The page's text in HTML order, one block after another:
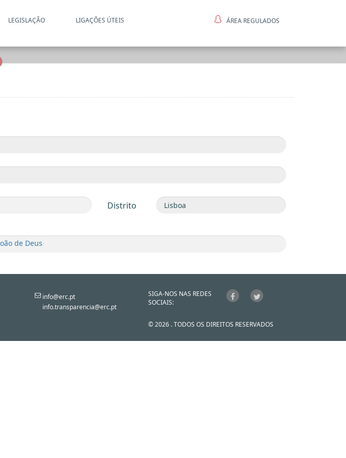
LEGISLAÇÃO LIGAÇÕES ÚTEIS ÁREA REGULADOS
Distrito
de Deus
info@erc.pt
info.transparencia@erc.pt
SIGA-NOS NAS REDES
SOCIAIS:
© 2026 . TODOS OS DIREITOS RESERVADOS